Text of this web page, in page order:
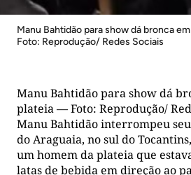
Manu Bahtidão para show dá bronca
Foto: Reprodução/ Redes Sociais
Manu Bahtidão para show dá
plateia — Foto: Reprodução/
Manu Bahtidão interrompeu
do Araguaia, no sul do
um homem da plateia que
latas de bebida em direção ao